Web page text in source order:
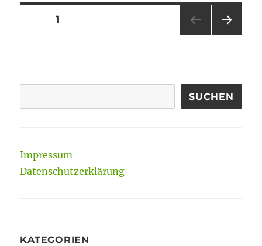
Seitennummerierung
SEITE1
SUCHEN
Impressum
Datenschutzerklärung
KATEGORIEN